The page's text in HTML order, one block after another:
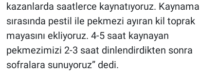
kazanlarda saatlerce kaynatıyoruz. Kaynama
sırasında pestil ile pekmezi ayıran kil toprak
mayasını ekliyoruz. 4-5 saat kaynayan
pekmezimizi 2-3 saat dinlendirdikten sonra
sofralara sunuyoruz” dedi.